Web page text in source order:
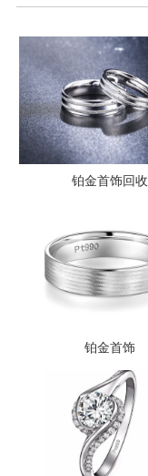
铂金首饰回收
铂金首饰